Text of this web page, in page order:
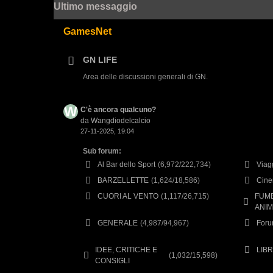
Ultimo messaggio
GamesNet
GN LIFE
Area delle discussioni generali di GN.
C'è ancora qualcuno?
da Wangdiodelcalcio
27-11-2025, 19:04
Sub forum:
Al Bar dello Sport (6,972/222,734)
BARZELLETTE (1,624/18,586)
CUORI AL VENTO (1,117/26,715)
GENERALE (4,987/94,967)
IDEE, CRITICHE E
CONSIGLI
(1,032/15,598)